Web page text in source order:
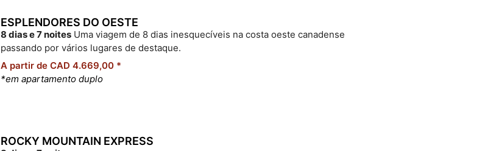
ESPLENDORES DO OESTE
8 dias e 7 noites Uma viagem de 8 dias inesquecíveis na costa oeste canadense
passando por vários lugares de destaque.
A partir de CAD 4.669,00 *
*em apartamento duplo
ROCKY MOUNTAIN EXPRESS